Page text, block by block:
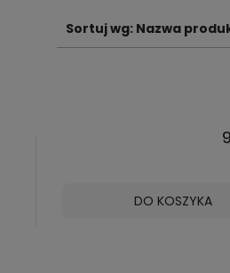
Sortuj wg: Nazwa
DO KOSZYKA